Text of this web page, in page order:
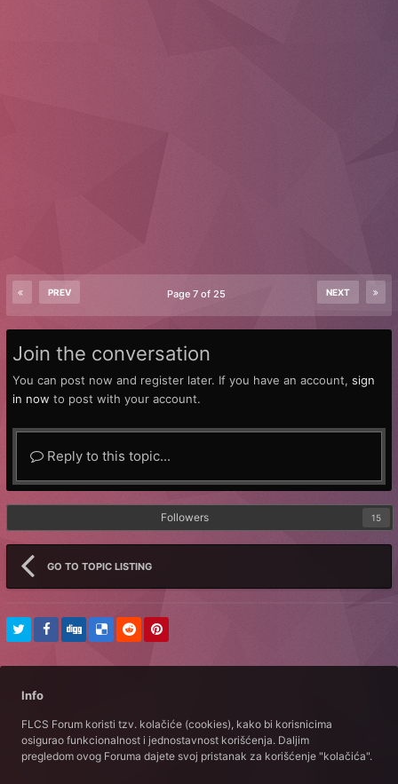
PREV NEXT
Page 7 of 25
Join the conversation
You can post now and register later. If you have an account, sign
in now to post with your account.
Reply to this topic...
Followers 15
GO TO TOPIC LISTING
Info
FLCS Forum koristi tzv. kolačiće (cookies), kako bi korisnicima
osigurao funkcionalnost i jednostavnost korišćenja. Daljim
pregledom ovog Foruma dajete svoj pristanak za korišćenje "kolačića".